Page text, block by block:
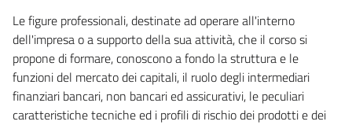
Le figure professionali, destinate ad operare all'interno
dell'impresa o a supporto della sua attività, che il corso si
propone di formare, conoscono a fondo la struttura e le
funzioni del mercato dei capitali, il ruolo degli intermediari
finanziari bancari, non bancari ed assicurativi, le peculiari
caratteristiche tecniche ed i profili di rischio dei prodotti e dei